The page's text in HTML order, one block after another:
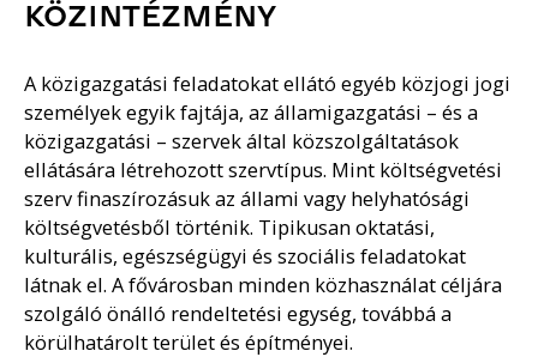
KÖZINTÉZMÉNY
A közigazgatási feladatokat ellátó egyéb közjogi jogi
személyek egyik fajtája, az államigazgatási – és a
közigazgatási – szervek által közszolgáltatások
ellátására létrehozott szervtípus. Mint költségvetési
szerv finaszírozásuk az állami vagy helyhatósági
költségvetésből történik. Tipikusan oktatási,
kulturális, egészségügyi és szociális feladatokat
látnak el. A fővárosban minden közhasználat céljára
szolgáló önálló rendeltetési egység, továbbá a
körülhatárolt terület és építményei.